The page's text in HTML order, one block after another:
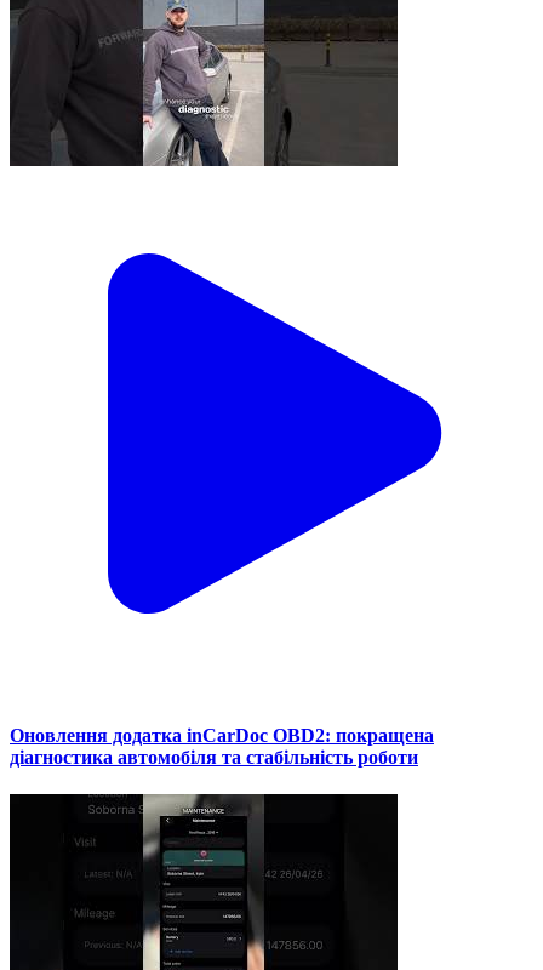
Оновлення додатка inCarDoc OBD2: покращена
діагностика автомобіля та стабільність роботи